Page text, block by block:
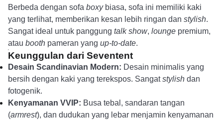
Berbeda dengan sofa boxybiasa, sofa ini memiliki kaki
yang terlihat, memberikan kesan lebih ringan dan stylish.
Sangat ideal untuk panggung talk show, lounge premium,
atau booth pameran yang up-to-date.
Keunggulan dari Seventent
Desain Scandinavian Modern: Desain minimalis yang
bersih dengan kaki yang terekspos. Sangatstylish dan
fotogenik.
Kenyamanan VVIP: Busa tebal, sandaran tangan
(armrest), dan dudukan yang lebar menjamin kenyamanan